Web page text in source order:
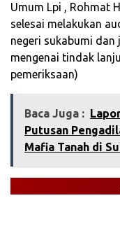
Umum Lpi , Rohmat
selesai melakukan
negeri sukabumi
mengenai tindak
pemeriksaan)
Baca Juga :
Putusan
Mafia Tanah di